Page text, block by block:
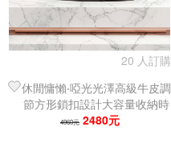
20 人訂購
休閒慵懶‧啞光光澤高級牛皮調
節方形鎖扣設計大容量收納時
尚女單肩包｜托特包
4960元 2480元